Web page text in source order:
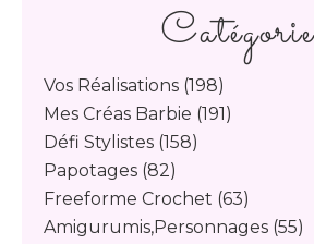
Vos Réalisations (198)
Mes Créas Barbie (191)
Défi Stylistes (158)
Papotages (82)
Freeforme Crochet (63)
Amigurumis,personnages (55)